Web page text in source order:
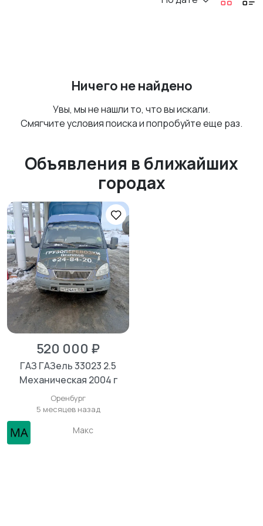
Ничего не найдено
Увы, мы не нашли то, что вы искали.
Смягчите условия поиска и попробуйте еще раз.
Объявления в ближайших
городах
520 000 ₽
ГАЗ ГАЗель 33023 2.5
Механическая 2004 г
Оренбург
5 месяцев назад
Макс